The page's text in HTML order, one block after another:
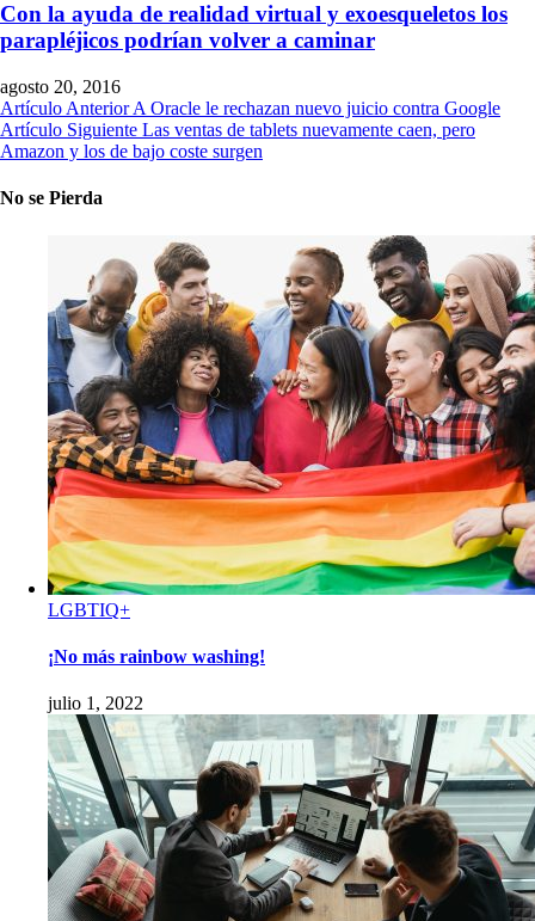
Con la ayuda de realidad virtual y exoesqueletos los
parapléjicos podrían volver a caminar
agosto 20, 2016
Artículo Anterior A Oracle le rechazan nuevo juicio contra Google
Artículo Siguiente Las ventas de tablets nuevamente caen, pero
Amazon y los de bajo coste surgen
No se Pierda
LGBTIQ+
¡No más rainbow washing!
julio 1, 2022